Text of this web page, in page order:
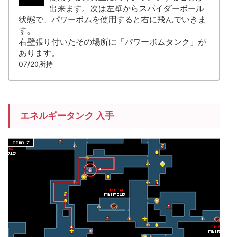
出来ます。次は左壁からスパイダーボール
状態で、パワーボムを使用すると右に飛んでいきま
す。
右壁張り付いたその場所に「パワーボムタンク」が
あります。
07/20所持
エネルギータンク 入手